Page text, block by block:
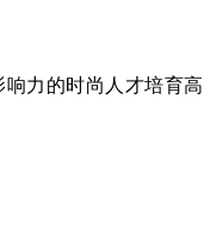
力的时尚人才培育高